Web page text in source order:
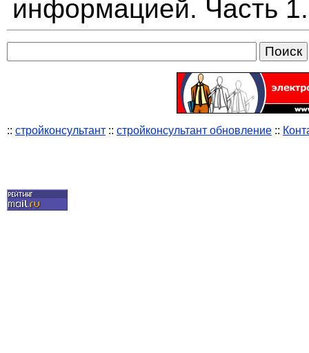
информацией. Часть
:: стройконсультант :: стройконсультант обновление ::